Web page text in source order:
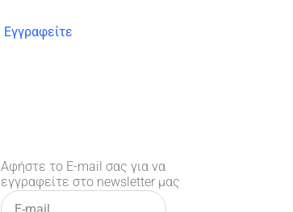
Εγγραφείτε
Αφήστε το E-mail σας για να
εγγραφείτε στο newsletter μας